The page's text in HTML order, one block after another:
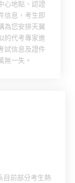
心地點、認證
信息，考生即
為您安排天翼
的代考專家進
試信息及證件
無一失。
目前部分考生熱